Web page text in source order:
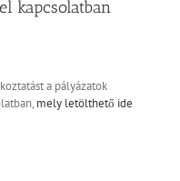
kapcsolatban
a pályázatok
mely letölthető ide